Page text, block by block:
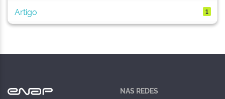
Artigo
1
NAS REDES